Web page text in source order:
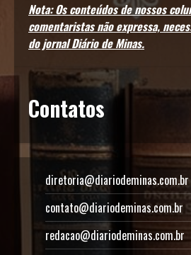
Nota: Os conteúdos de nossos
comentaristas não expressa,
do jornal Diário de Minas.
Contatos
diretoria@diariodeminas.com.br
contato@diariodeminas.com.br
redacao@diariodeminas.com.br